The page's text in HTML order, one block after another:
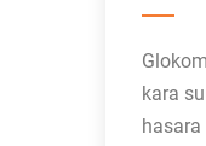
kara
hasara